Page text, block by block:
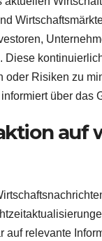
Diese
oder Risiken zu
über das
auf relevante